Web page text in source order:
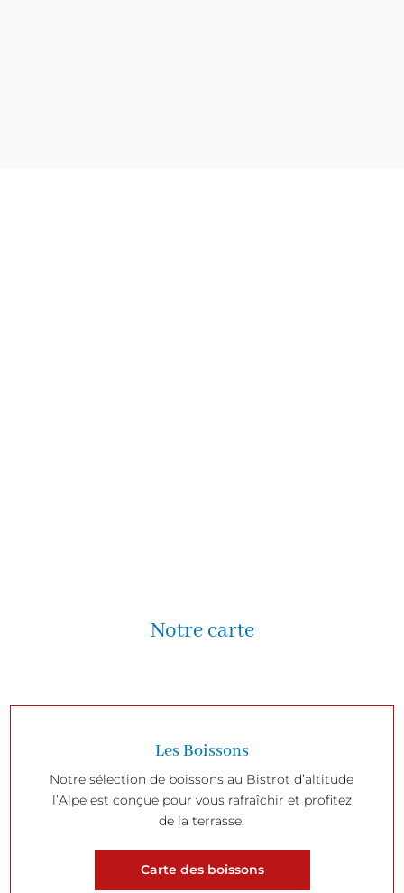
Notre carte
Les Boissons
Notre sélection de boissons au Bistrot d’altitude
l’Alpe est conçue pour vous rafraîchir et profitez
de la terrasse.
Carte des boissons